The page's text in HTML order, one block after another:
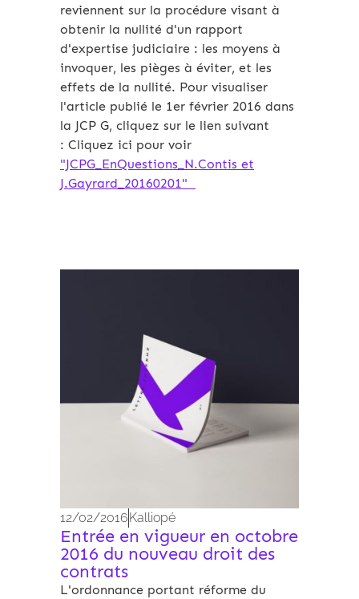
reviennent sur la procédure visant à
obtenir la nullité d'un rapport
d'expertise judiciaire : les moyens à
invoquer, les pièges à éviter, et les
effets de la nullité. Pour visualiser
l'article publié le 1er février 2016 dans
la JCP G, cliquez sur le lien suivant
: Cliquez ici pour voir
"JCPG_EnQuestions_N.Contis et
J.Gayrard_20160201"
12/02/2016 Kalliopé
Entrée en vigueur en octobre
2016 du nouveau droit des
contrats
L'ordonnance portant réforme du